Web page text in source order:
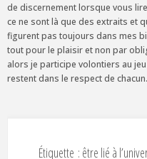
de discernement lorsque vous
ce ne sont là que des extraits et
figurent pas toujours dans mes
tout pour le plaisir et non par
alors je participe volontiers au
restent dans le respect de chacun.
Étiquette : être lié à